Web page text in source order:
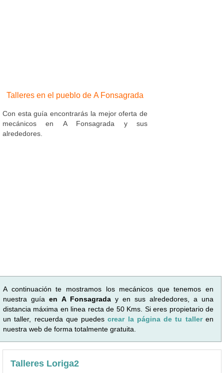
Talleres en el pueblo de A Fonsagrada
Con esta guía encontrarás la mejor oferta de
mecánicos en A Fonsagrada y sus
alrededores.
A continuación te mostramos los mecánicos que tenemos en
nuestra guía en A Fonsagrada y en sus alrededores, a una
distancia máxima en linea recta de 50 Kms. Si eres propietario de
un taller, recuerda que puedescrear la página de tu talleren
nuestra web de forma totalmente gratuita.
Talleres Loriga2